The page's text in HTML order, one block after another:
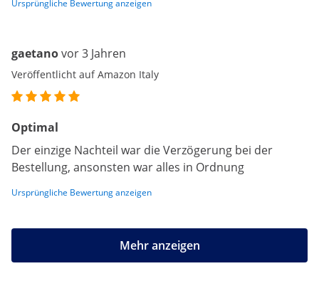
Ursprüngliche Bewertung anzeigen
gaetanovor 3 Jahren
Veröffentlicht auf Amazon Italy
Optimal
Der einzige Nachteil war die Verzögerung bei der
Bestellung, ansonsten war alles in Ordnung
Ursprüngliche Bewertung anzeigen
Mehr anzeigen